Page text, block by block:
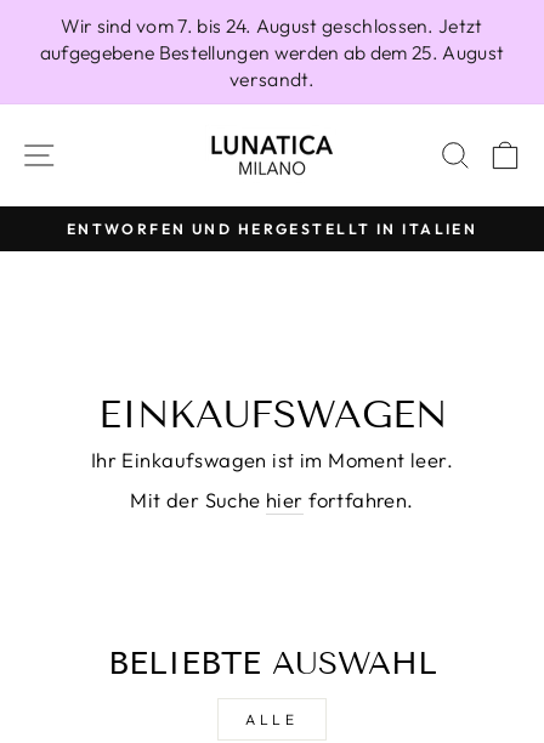
Inhalt
Wir sind vom 7. bis 24. August geschlossen. Jetzt
aufgegebene Bestellungen werden ab dem 25. August
versandt.
SEITENNAVIGATION
Pause
ENTWORFEN UND HERGESTELLT IN ITALIEN
EINKAUFSWAGEN
Ihr Einkaufswagen ist im Moment leer.
Mit der Suche hier fortfahren.
BELIEBTE AUSWAHL
ALLE